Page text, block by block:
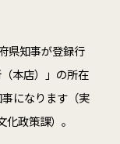
県知事が登録行
本店）」の所在
になります（実
政策課）。